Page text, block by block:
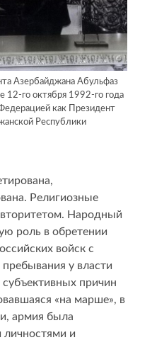
Азербайджана Абульфаз
12-го октября 1992-го года
как Президент
Республики
Религиозные
Народный
роль в обретении
войск с
у власти
причин
«на марше», в
армия была
личностями и